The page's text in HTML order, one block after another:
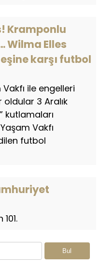
Kramponlu
Wilma Elles
karşı futbol
ile engelleri
3 Aralık
kutlamaları
Vakfı
futbol
Bul